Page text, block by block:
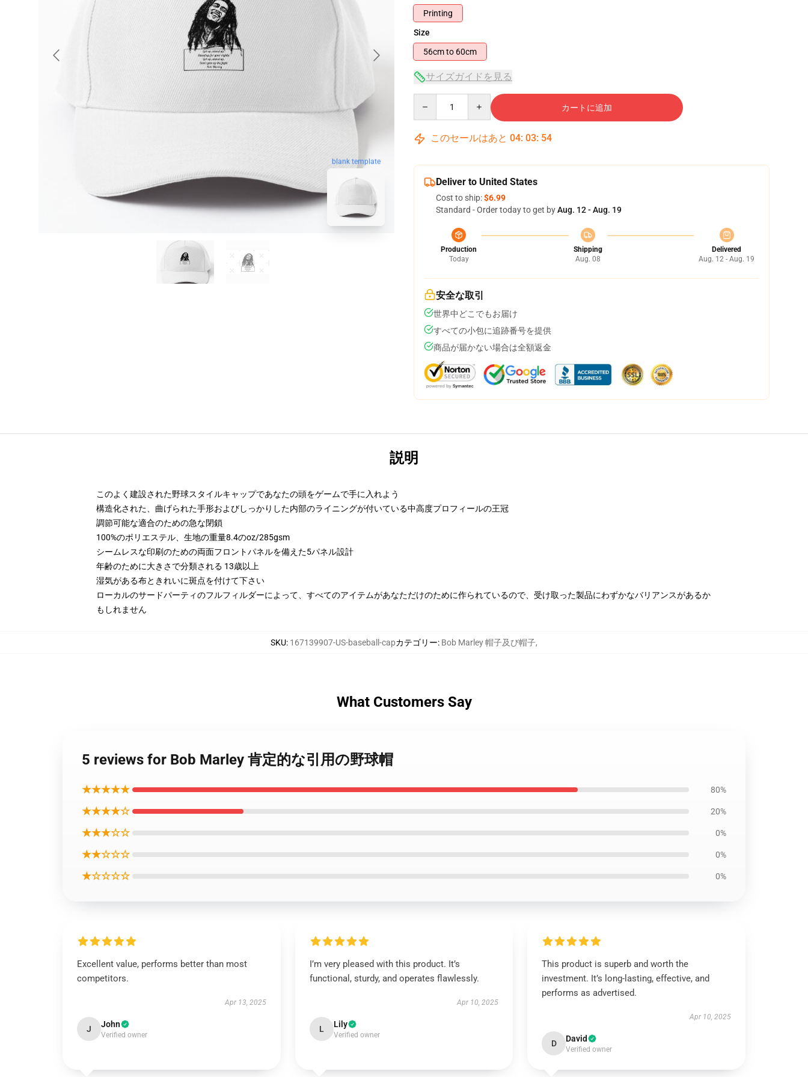
blank template
Printing
Size
56cm to 60cm
サイズガイドを見る
カートに追加
このセールはあと 04: 03: 53
Deliver to United States
Cost to ship:$6.99
Standard - Order today to get byAug. 12 - Aug. 19
Production
Today
Shipping
Aug. 08
Delivered
Aug. 12 - Aug. 19
安全な取引
世界中どこでもお届け
すべての小包に追跡番号を提供
商品が届かない場合は全額返金
説明
このよく建設された野球スタイルキャップであなたの頭をゲームで手に入れよう
構造化された、曲げられた手形およびしっかりした内部のライニングが付いている中高度プロフィールの王冠
調節可能な適合のための急な閉鎖
100%のポリエステル、生地の重量8.4のoz/285gsm
シームレスな印刷のための両面フロントパネルを備えた5パネル設計
年齢のために大きさで分類される 13歳以上
湿気がある布ときれいに斑点を付けて下さい
ローカルのサードパーティのフルフィルダーによって、すべてのアイテムがあなただけのために作られているので、受け取った製品にわずかなバリアンスがあるか
もしれません
SKU: 167139907-US-baseball-capカテゴリー: Bob Marley 帽子及び帽子,
What Customers Say
5 reviews for Bob Marley 肯定的な引用の野球帽
★★★★★ 80%
★★★★☆ 20%
★★★☆☆ 0%
★★☆☆☆ 0%
★☆☆☆☆ 0%
Excellent value, performs better than most
competitors.
Apr 13, 2025
J John
Verified owner
I’m very pleased with this product. It’s
functional, sturdy, and operates flawlessly.
Apr 10, 2025
L Lily
Verified owner
This product is superb and worth the
investment. It’s long-lasting, effective, and
performs as advertised.
Apr 10, 2025
D David
Verified owner